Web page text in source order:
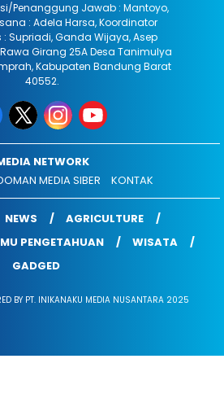
Penanggung Jawab : Mantoyo,
: Adela Harsa, Koordinator
: Supriadi, Ganda Wijaya, Asep
Girang 25A Desa Tanimulya
Kabupaten Bandung Barat
40552.
NETWORK
MEDIA SIBER KONTAK
NEWS
AGRICULTURE
PENGETAHUAN
WISATA
GADGED
BY PT. INIKANAKU MEDIA NUSANTARA 2025